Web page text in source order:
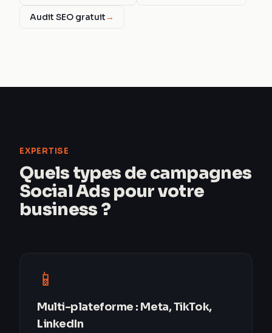
Audit SEO gratuit→
EXPERTISE
Quels types de campagnes
Social Ads pour votre
business ?
📱
Multi-plateforme : Meta, TikTok,
LinkedIn